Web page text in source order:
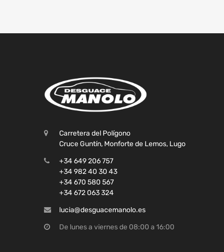
Carretera del Polígono
Cruce Guntín, Monforte de Lemos, Lugo
+34 649 206 757
+34 982 40 30 43
+34 670 580 567
+34 672 063 324
lucia@desguacemanolo.es
De lunes a viernes de 08:00 a 16:00